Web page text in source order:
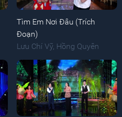
Tìm Em Nơi Đâu (Trích
Đoạn)
Lưu Chí Vỹ, Hồng Quyên